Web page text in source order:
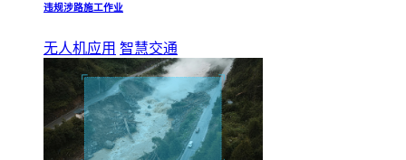
违规涉路施工作业
无人机应用 智慧交通